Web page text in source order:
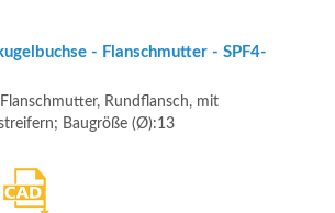
- Flanschmutter - SPF4-
Rundflansch, mit
Baugröße (Ø):13